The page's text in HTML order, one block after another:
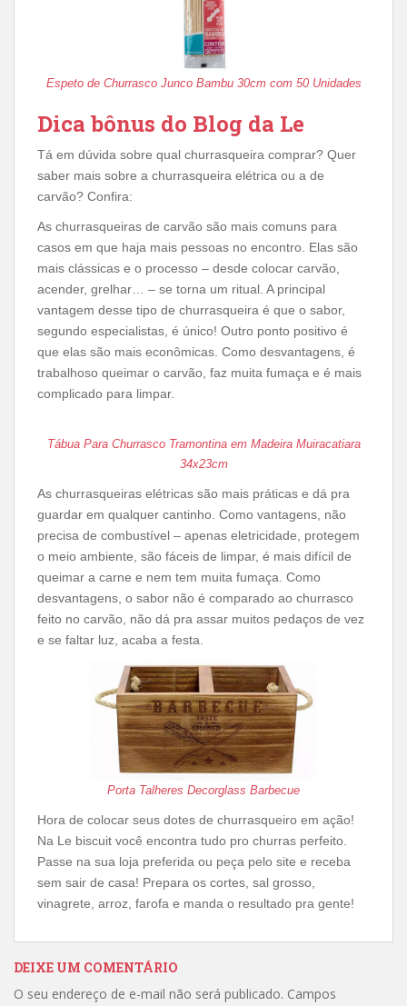
Espeto de Churrasco Junco Bambu 30cm com 50 Unidades
Dica bônus do Blog da Le
Tá em dúvida sobre qual churrasqueira comprar? Quer
saber mais sobre a churrasqueira elétrica ou a de
carvão? Confira:
As churrasqueiras de carvão são mais comuns para
casos em que haja mais pessoas no encontro. Elas são
mais clássicas e o processo – desde colocar carvão,
acender, grelhar… – se torna um ritual. A principal
vantagem desse tipo de churrasqueira é que o sabor,
segundo especialistas, é único! Outro ponto positivo é
que elas são mais econômicas. Como desvantagens, é
trabalhoso queimar o carvão, faz muita fumaça e é mais
complicado para limpar.
Tábua Para Churrasco Tramontina em Madeira Muiracatiara
34x23cm
As churrasqueiras elétricas são mais práticas e dá pra
guardar em qualquer cantinho. Como vantagens, não
precisa de combustível – apenas eletricidade, protegem
o meio ambiente, são fáceis de limpar, é mais difícil de
queimar a carne e nem tem muita fumaça. Como
desvantagens, o sabor não é comparado ao churrasco
feito no carvão, não dá pra assar muitos pedaços de vez
e se faltar luz, acaba a festa.
Porta Talheres Decorglass Barbecue
Hora de colocar seus dotes de churrasqueiro em ação!
Na Le biscuit você encontra tudo pro churras perfeito.
Passe na sua loja preferida ou peça pelo site e receba
sem sair de casa! Prepara os cortes, sal grosso,
vinagrete, arroz, farofa e manda o resultado pra gente!
DEIXE UM COMENTÁRIO
O seu endereço de e-mail não será publicado. Campos